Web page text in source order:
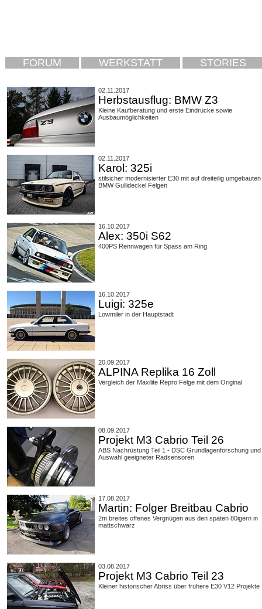
FORUM WERKSTATT STORIES
02.11.2017
Herbstausflug: BMW Z3
Kleine Kaufberatung und erste Eindrücke sowie
Ausbaumöglichkeiten
02.11.2017
Karol: 325i
stilsicher modernisierter E30 mit auf dreiteilig umgebauten
BMW Gullideckel Felgen
16.10.2017
Alex: 350i S62
400PS Rennwagen für Spass am Ring
16.10.2017
Luigi: 325e
Lowmiler in der Hauptstadt
20.09.2017
ALPINA Replika 16 Zoll
Vergleich der Maxilite Repro Felge mit dem Original
08.09.2017
Projekt M3 Cabrio Teil 26
ABS Nachrüstung Teil 1 - DSC Grundlagenforschung und
Auswahl geeigneter Radsensoren
17.08.2017
Martin: Folger Breitbau Cabrio
2m breites offenes Vergnügen aus den späten 80igern in
mattschwarz
03.08.2017
Projekt M3 Cabrio Teil 23
Kleiner historischer Abriss über frühere E30 V12 Projekte